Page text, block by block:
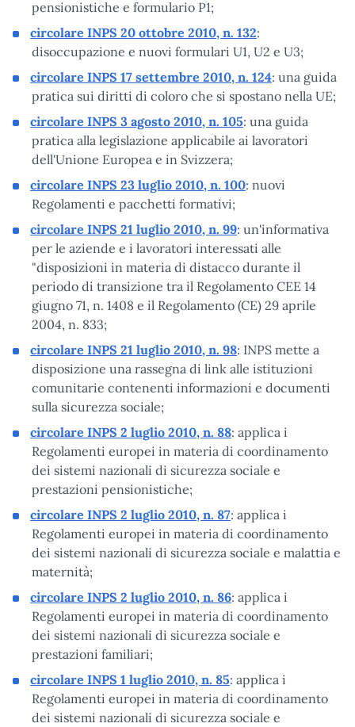
pensionistiche e formulario P1;
circolare INPS 20 ottobre 2010, n. 132:
disoccupazione e nuovi formulari U1, U2 e U3;
circolare INPS 17 settembre 2010, n. 124: una guida
pratica sui diritti di coloro che si spostano nella UE;
circolare INPS 3 agosto 2010, n. 105: una guida
pratica alla legislazione applicabile ai lavoratori
dell'Unione Europea e in Svizzera;
circolare INPS 23 luglio 2010, n. 100: nuovi
Regolamenti e pacchetti formativi;
circolare INPS 21 luglio 2010, n. 99: un'informativa
per le aziende e i lavoratori interessati alle
"disposizioni in materia di distacco durante il
periodo di transizione tra il Regolamento CEE 14
giugno 71, n. 1408 e il Regolamento (CE) 29 aprile
2004, n. 833;
circolare INPS 21 luglio 2010, n. 98: INPS mette a
disposizione una rassegna di link alle istituzioni
comunitarie contenenti informazioni e documenti
sulla sicurezza sociale;
circolare INPS 2 luglio 2010, n. 88: applica i
Regolamenti europei in materia di coordinamento
dei sistemi nazionali di sicurezza sociale e
prestazioni pensionistiche;
circolare INPS 2 luglio 2010, n. 87: applica i
Regolamenti europei in materia di coordinamento
dei sistemi nazionali di sicurezza sociale e malattia e
maternità;
circolare INPS 2 luglio 2010, n. 86: applica i
Regolamenti europei in materia di coordinamento
dei sistemi nazionali di sicurezza sociale e
prestazioni familiari;
circolare INPS 1 luglio 2010, n. 85: applica i
Regolamenti europei in materia di coordinamento
dei sistemi nazionali di sicurezza sociale e